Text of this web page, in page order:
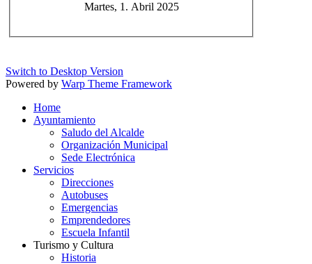
Martes, 1. Abril 2025
Switch to Desktop Version
Powered by Warp Theme Framework
Home
Ayuntamiento
Saludo del Alcalde
Organización Municipal
Sede Electrónica
Servicios
Direcciones
Autobuses
Emergencias
Emprendedores
Escuela Infantil
Turismo y Cultura
Historia